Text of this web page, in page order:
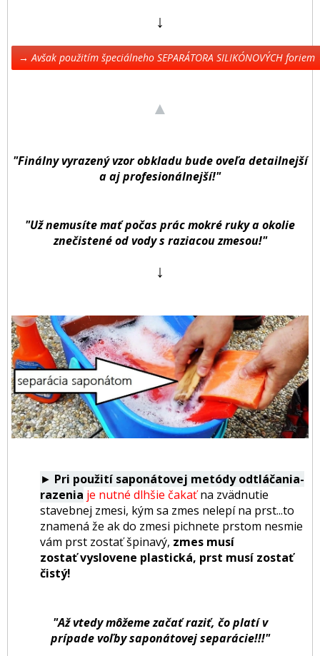
↓
→ Avšak použitím špeciálneho SEPARÁTORA SILIKÓNOVÝCH
▲
"Finálny vyrazený vzor obkladu bude oveľa detailnejší
a aj profesionálnejší!"
"Už nemusíte mať počas prác mokré ruky a okolie
znečistené od vody s raziacou zmesou!"
↓
► Pri použití saponátovej metódy odtláčania-
razenia je nutné dlhšie čakaťna zvädnutie
stavebnej zmesi, kým sa zmes nelepí na prst...to
znamená že ak do zmesi pichnete prstom nesmie
vám prst zostať špinavý, zmes musí
zostať vyslovene plastická, prst musí zostať
čistý!
"Až vtedy môžeme začať raziť, čo platí v
prípade voľby saponátovej separácie!!!"